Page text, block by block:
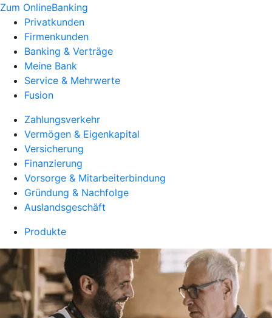
Zum OnlineBanking
Privatkunden
Firmenkunden
Banking & Verträge
Meine Bank
Service & Mehrwerte
Fusion
Zahlungsverkehr
Vermögen & Eigenkapital
Versicherung
Finanzierung
Vorsorge & Mitarbeiterbindung
Gründung & Nachfolge
Auslandsgeschäft
Produkte